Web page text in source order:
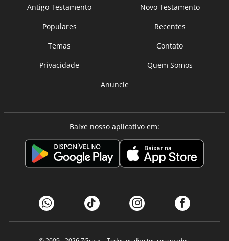
Antigo Testamento
Novo Testamento
Populares
Recentes
Temas
Contato
Privacidade
Quem Somos
Anuncie
Baixe nosso aplicativo em: